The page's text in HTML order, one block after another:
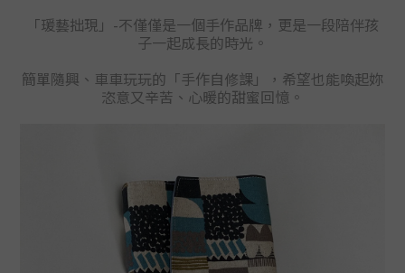
「瑗藝拙現」-不僅僅是一個手作品牌，更是一段陪伴孩
子一起成長的時光。
簡單隨興、車車玩玩的「手作自修課」
， 希望也能喚起妳
恣意又辛苦、心暖的甜蜜回憶。